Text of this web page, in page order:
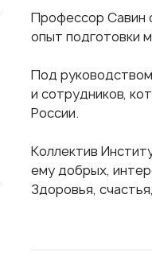
Профессор Савин
опыт подготовки
Под
и сотрудников,
России.
Коллектив
ему добрых,
Здоровья,